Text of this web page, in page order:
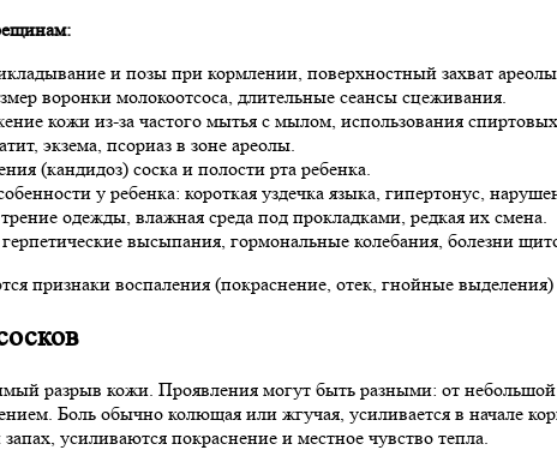
и позы при кормлении, поверхностный захват
воронки молокоотсоса, длительные сеансы сцеживания.
кожи из-за частого мытья с мылом, использования
экзема, псориаз в зоне ареолы.
(кандидоз) соска и полости рта ребенка.
у ребенка: короткая уздечка языка, гипертонус,
одежды, влажная среда под прокладками, редкая их смена.
высыпания, гормональные колебания, болезни
признаки воспаления (покраснение, отек, гнойные
разрыв кожи. Проявления могут быть разными: от
Боль обычно колющая или жгучая, усиливается в начале
усиливаются покраснение и местное чувство тепла.